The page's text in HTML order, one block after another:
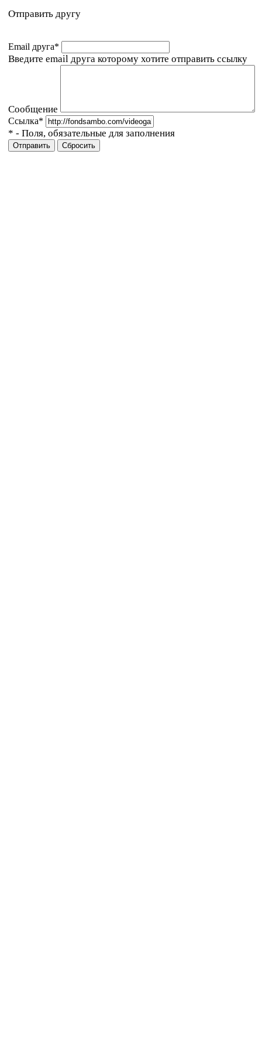
Отправить другу
Email друга*
Введите email друга которому хотите отправить ссылку
Сообщение
Ссылка*
* - Поля, обязательные для заполнения